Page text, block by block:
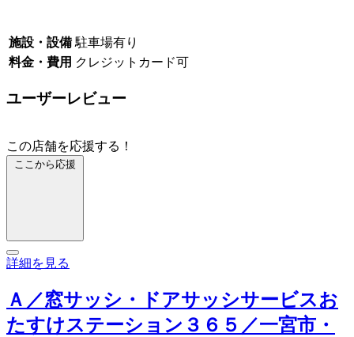
施設・設備 駐車場有り
料金・費用 クレジットカード可
ユーザーレビュー
この店舗を応援する！
ここから応援
詳細を見る
Ａ／窓サッシ・ドアサッシサービスお
たすけステーション３６５／一宮市・